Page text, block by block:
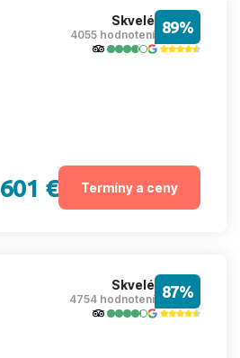
Skvelé
4055 hodnotení 89%
601 € Termíny a ceny
Skvelé
4754 hodnotení 87%